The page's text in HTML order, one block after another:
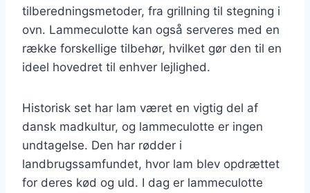
tilberedningsmetoder, fra grillning til stegning i
ovn. Lammeculotte kan også serveres med en
række forskellige tilbehør, hvilket gør den til en
ideel hovedret til enhver lejlighed.
Historisk set har lam været en vigtig del af
dansk madkultur, og lammeculotte er ingen
undtagelse. Den har rødder i
landbrugssamfundet, hvor lam blev opdrættet
for deres kød og uld. I dag er lammeculotte